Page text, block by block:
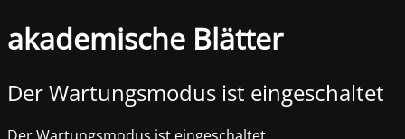
akademische Blätter
Der Wartungsmodus ist eingeschaltet